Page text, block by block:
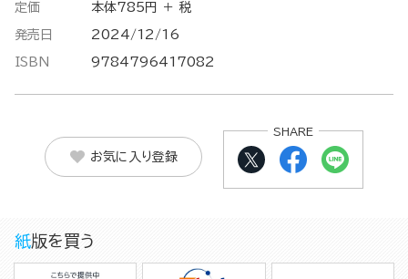
定価 本体785円 ＋ 税
発売日 2024/12/16
ISBN 9784796417082
お気に入り登録
SHARE
紙版を買う